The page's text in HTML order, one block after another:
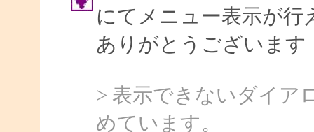
にてメニュー表示が行
ありがとうございます
> 表示できないダイア
めています。